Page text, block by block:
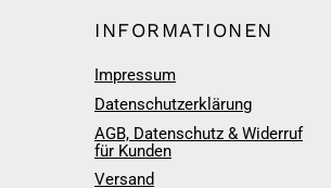
INFORMATIONEN
Impressum
Datenschutzerklärung
AGB, Datenschutz & Widerruf
für Kunden
Versand